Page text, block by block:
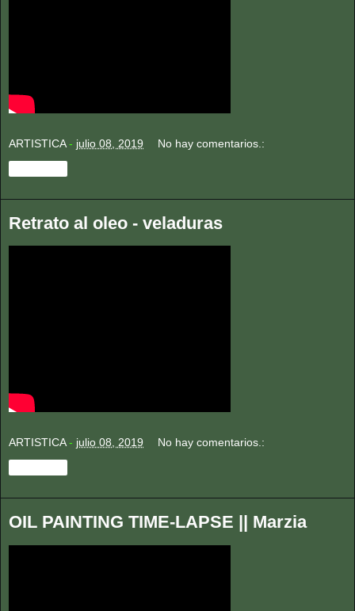
ARTISTICA - julio 08, 2019 No hay comentarios.:
Retrato al oleo - veladuras
ARTISTICA - julio 08, 2019 No hay comentarios.:
OIL PAINTING TIME-LAPSE || Marzia